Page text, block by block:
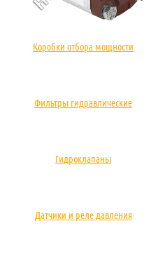
Коробки отбора мощности
Фильтры гидравлические
Гидроклапаны
Датчики и реле давления